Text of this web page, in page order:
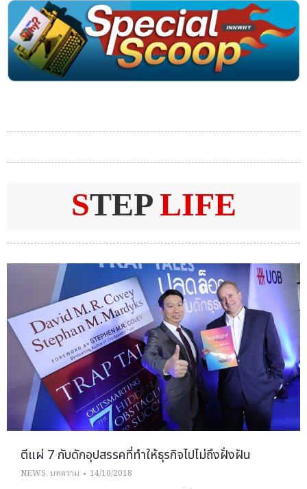
STEP LIFE
ตีแผ่ 7 กับดักอุปสรรคที่ทำให้ธุรกิจไปไม่ถึงฝั่งฝัน
NEWS, บทความ 14/10/2018